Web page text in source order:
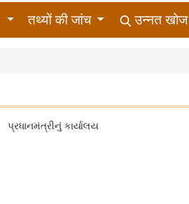
तथ्यों की जांच उन्नत खोज